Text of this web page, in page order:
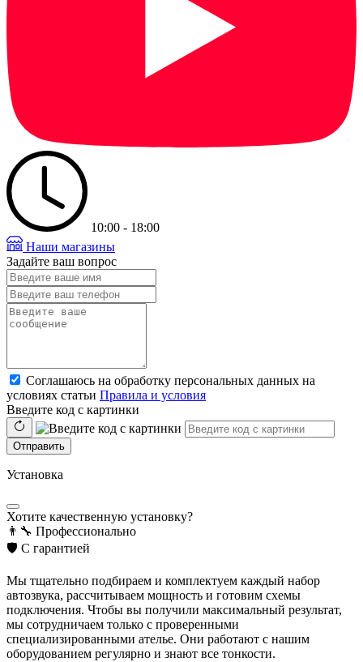
10:00 - 18:00
Наши магазины
Задайте ваш вопрос
Соглашаюсь на обработку персональных данных на
условиях статьи Правила и условия
Введите код с картинки
Отправить
Установка
Хотите качественную установку?
👨‍🔧 Профессионально
🛡️ С гарантией
Мы тщательно подбираем и комплектуем каждый набор
автозвука, рассчитываем мощность и готовим схемы
подключения. Чтобы вы получили максимальный результат,
мы сотрудничаем только с проверенными
специализированными ателье. Они работают с нашим
оборудованием регулярно и знают все тонкости.